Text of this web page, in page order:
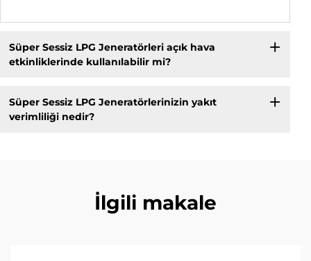
Süper Sessiz LPG Jeneratörleri açık hava
etkinliklerinde kullanılabilir mi?
Süper Sessiz LPG Jeneratörlerinizin yakıt
verimliliği nedir?
İlgili makale